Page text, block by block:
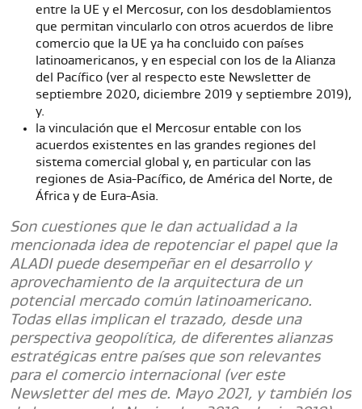
entre la UE y el Mercosur, con los desdoblamientos
que permitan vincularlo con otros acuerdos de libre
comercio que la UE ya ha concluido con países
latinoamericanos, y en especial con los de la Alianza
del Pacífico (ver al respecto este Newsletter de
septiembre 2020, diciembre 2019 y septiembre 2019),
y.
la vinculación que el Mercosur entable con los
acuerdos existentes en las grandes regiones del
sistema comercial global y, en particular con las
regiones de Asia-Pacífico, de América del Norte, de
África y de Eura-Asia.
Son cuestiones que le dan actualidad a la
mencionada idea de repotenciar el papel que la
ALADI puede desempeñar en el desarrollo y
aprovechamiento de la arquitectura de un
potencial mercado común latinoamericano.
Todas ellas implican el trazado, desde una
perspectiva geopolítica, de diferentes alianzas
estratégicas entre países que son relevantes
para el comercio internacional (ver este
Newsletter del mes de. Mayo 2021, y también los